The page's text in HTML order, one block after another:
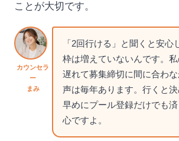
ことが大切です。
カウンセラ
ー
まみ
「2回行ける」と聞くと安心
枠は増えていないんです。
遅れて募集締切に間に合わ
声は毎年あります。行くと
早めにプール登録だけでも
心ですよ。